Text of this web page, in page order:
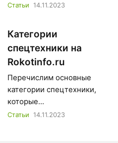
Статьи 14.11.2023
Категории
спецтехники на
Rokotinfo.ru
Перечислим основные
категории спецтехники,
которые...
Статьи 14.11.2023